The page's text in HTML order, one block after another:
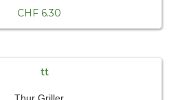
CHF 6.30